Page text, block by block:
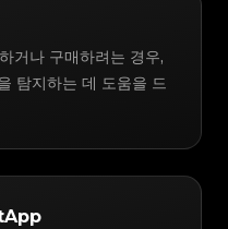
거나 구매하려는 경우,
탐지하는 데 도움을 드